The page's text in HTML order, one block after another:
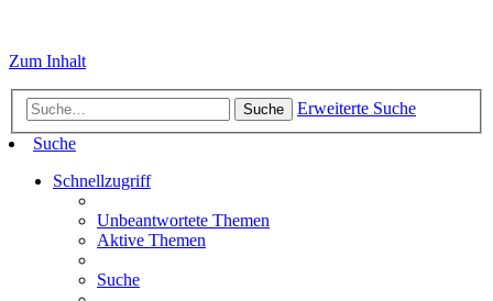
Zum Inhalt
Suche
Erweiterte Suche
Suche
Schnellzugriff
Unbeantwortete Themen
Aktive Themen
Suche